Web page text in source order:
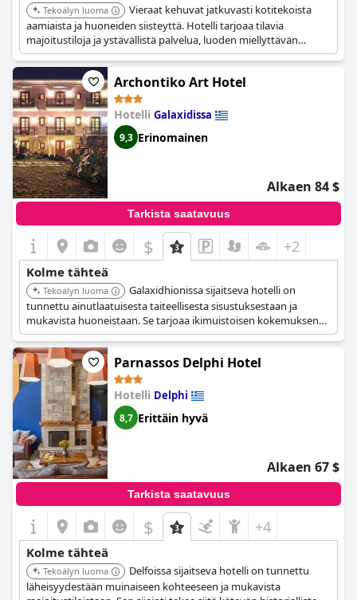
Tekoälyn luoma
Vieraat kehuvat jatkuvasti kotitekoista
aamiaista ja huoneiden siisteyttä. Hotelli tarjoaa tilavia
majoitustiloja ja ystävällistä palvelua, luoden miellyttävän
ilmapiirin ja erinomaisen vastineen rahalle.
Archontiko Art Hotel
Hotelli Galaxidissa
9,3 Erinomainen
Alkaen 84 $
Tarkista saatavuus
$ +2
Kolme tähteä
Tekoälyn luoma
Galaxidhionissa sijaitseva hotelli on
tunnettu ainutlaatuisesta taiteellisesta sisustuksestaan ja
mukavista huoneistaan. Se tarjoaa ikimuistoisen kokemuksen
yhdistämällä perinteisen viehätyksen ja modernit mukavuudet.
Parnassos Delphi Hotel
Hotelli Delphi
8,7 Erittäin hyvä
Alkaen 67 $
Tarkista saatavuus
$ +4
Kolme tähteä
Tekoälyn luoma
Delfoissa sijaitseva hotelli on tunnettu
läheisyydestään muinaiseen kohteeseen ja mukavista